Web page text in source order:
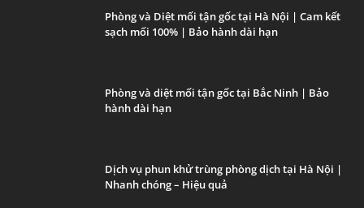
Phòng và Diệt mối tận gốc tại Hà Nội | Cam kết
sạch mối 100% | Bảo hành dài hạn
Phòng và diệt mối tận gốc tại Bắc Ninh | Bảo
hành dài hạn
Dịch vụ phun khử trùng phòng dịch tại Hà Nội |
Nhanh chóng – Hiệu quả